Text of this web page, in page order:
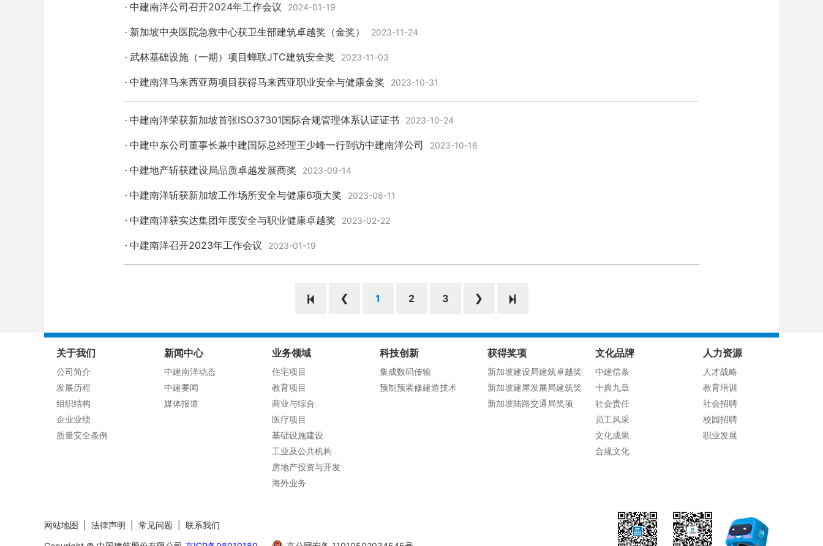
中建南洋公司召开2024年工作会议 2024-01-19
新加坡中央医院急救中心获卫生部建筑卓越奖（金奖） 2023-11-24
武林基础设施（一期）项目蝉联JTC建筑安全奖 2023-11-03
中建南洋马来西亚两项目获得马来西亚职业安全与健康金奖 2023-10-31
中建南洋荣获新加坡首张ISO37301国际合规管理体系认证证书 2023-10-24
中建中东公司董事长兼中建国际总经理王少峰一行到访中建南洋公司 2023-10-16
中建地产斩获建设局品质卓越发展商奖 2023-09-14
中建南洋斩获新加坡工作场所安全与健康6项大奖 2023-08-11
中建南洋获实达集团年度安全与职业健康卓越奖 2023-02-22
中建南洋召开2023年工作会议 2023-01-19
1 2 3
关于我们
公司简介
发展历程
组织结构
企业业绩
质量安全条例
新闻中心
中建南洋动态
中建要闻
媒体报道
业务领域
住宅项目
教育项目
商业与综合
医疗项目
基础设施建设
工业及公共机构
房地产投资与开发
海外业务
科技创新
集成数码传输
预制预装修建造技术
获得奖项
新加坡建设局建筑卓越奖
新加坡建屋发展局建筑奖
新加坡陆路交通局奖项
文化品牌
中建信条
十典九章
社会责任
员工风采
文化成果
合规文化
人力资源
人才战略
教育培训
社会招聘
校园招聘
职业发展
网站地图 法律声明 常见问题
联系我们